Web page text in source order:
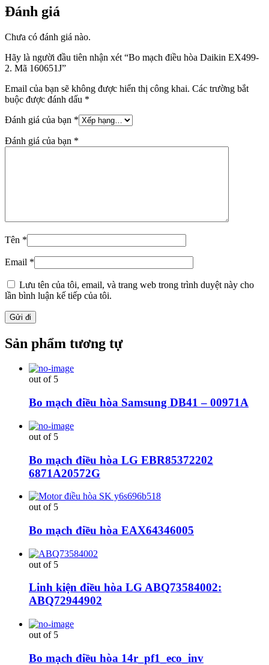
Đánh giá
Chưa có đánh giá nào.
Hãy là người đầu tiên nhận xét “Bo mạch điều hòa Daikin EX499-
2. Mã 160651J”
Email của bạn sẽ không được hiển thị công khai. Các trường bắt
buộc được đánh dấu *
Đánh giá của bạn *
Đánh giá của bạn *
Tên *
Email *
Lưu tên của tôi, email, và trang web trong trình duyệt này cho
lần bình luận kế tiếp của tôi.
Sản phẩm tương tự
out of 5
Bo mạch điều hòa Samsung DB41 – 00971A
out of 5
Bo mạch điều hòa LG EBR85372202
6871A20572G
out of 5
Bo mạch điều hòa EAX64346005
out of 5
Linh kiện điều hòa LG ABQ73584002:
ABQ72944902
out of 5
Bo mạch điều hòa 14r_pf1_eco_inv